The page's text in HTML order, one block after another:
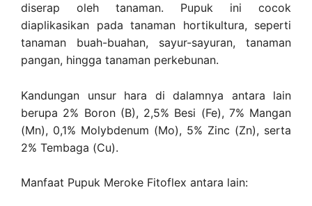
diserap oleh tanaman. Pupuk ini cocok
diaplikasikan pada tanaman hortikultura, seperti
tanaman buah-buahan, sayur-sayuran, tanaman
pangan, hingga tanaman perkebunan.
Kandungan unsur hara di dalamnya antara lain
berupa 2% Boron (B), 2,5% Besi (Fe), 7% Mangan
(Mn), 0,1% Molybdenum (Mo), 5% Zinc (Zn), serta
2% Tembaga (Cu).
Manfaat Pupuk Meroke Fitoflex antara lain: